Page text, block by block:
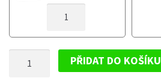
KOLO
OD
PŘIDAT DO KOŠÍKU